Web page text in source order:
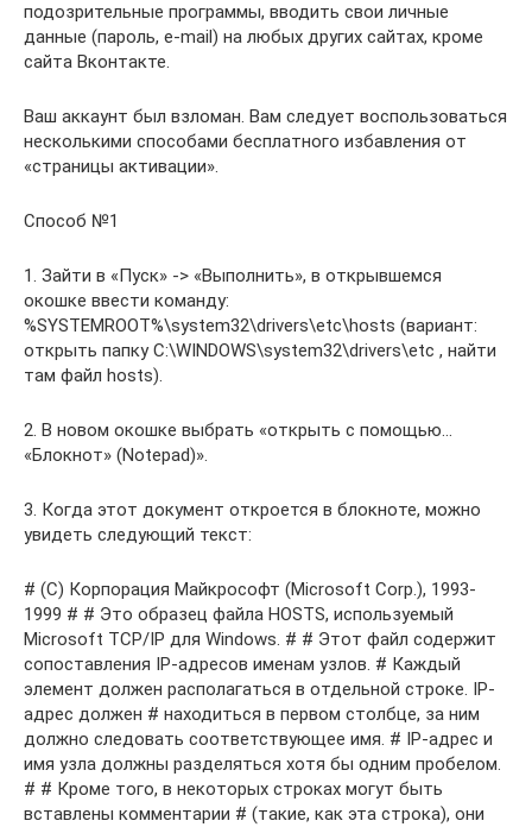
подозрительные программы, вводить свои личные
данные (пароль, e-mail) на любых других сайтах, кроме
сайта Вконтакте.
Ваш аккаунт был взломан. Вам следует воспользоваться
несколькими способами бесплатного избавления от
«страницы активации».
Способ №1
1. Зайти в «Пуск» -> «Выполнить», в открывшемся
окошке ввести команду:
%SYSTEMROOT%\system32\drivers\etc\hosts (вариант:
открыть папку C:\WINDOWS\system32\drivers\etc , найти
там файл hosts).
2. В новом окошке выбрать «открыть с помощью…
«Блокнот» (Notepad)».
3. Когда этот документ откроется в блокноте, можно
увидеть следующий текст:
# (C) Корпорация Майкрософт (Microsoft Corp.), 1993-
1999 # # Это образец файла HOSTS, используемый
Microsoft TCP/IP для Windows. # # Этот файл содержит
сопоставления IP-адресов именам узлов. # Каждый
элемент должен располагаться в отдельной строке. IP-
адрес должен # находиться в первом столбце, за ним
должно следовать соответствующее имя. # IP-адрес и
имя узла должны разделяться хотя бы одним пробелом.
# # Кроме того, в некоторых строках могут быть
вставлены комментарии # (такие, как эта строка), они